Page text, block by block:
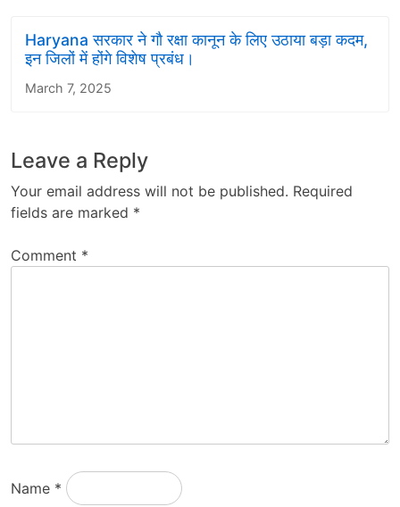
Haryana सरकार ने गौ रक्षा कानून के लिए उठाया बड़ा कदम,
इन जिलों में होंगे विशेष प्रबंध।
March 7, 2025
Leave a Reply
Your email address will not be published. Required
fields are marked *
Comment *
Name *